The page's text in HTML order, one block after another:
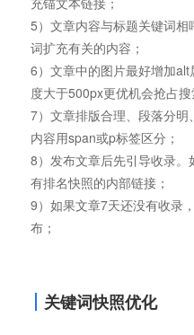
5）文章内容与标题关键词
词扩充有关的内容；
6）文章中的图片最好增加
度大于500px更优机会抢占搜
7）文章排版合理、段落分
内容用span或p标签区分；
8）发布文章后先引导收录
有排名快照的内部链接；
9）如果文章7天还没有收录
布；
关键词快照优化